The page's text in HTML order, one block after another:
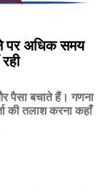
पर अधिक समय
पैसा बचाते हैं। गणना
की तलाश करना कहाँ